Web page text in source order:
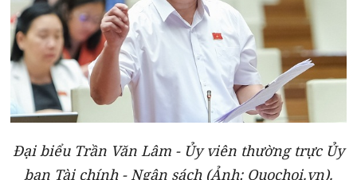
Đại biểu Trần Văn Lâm - Ủy viên thường trực Ủy
ban Tài chính - Ngân sách (Ảnh: Quochoi.vn).